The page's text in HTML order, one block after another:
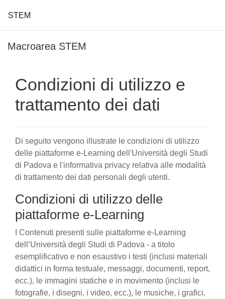
STEM
Macroarea STEM
Condizioni di utilizzo e
trattamento dei dati
Di seguito vengono illustrate le condizioni di utilizzo
delle piattaforme e-Learning dell'Università degli Studi
di Padova e l'informativa privacy relativa alle modalità
di trattamento dei dati personali degli utenti.
Condizioni di utilizzo delle
piattaforme e-Learning
I Contenuti presenti sulle piattaforme e-Learning
dell’Università degli Studi di Padova - a titolo
esemplificativo e non esaustivo i testi (inclusi materiali
didattici in forma testuale, messaggi, documenti, report,
ecc.), le immagini statiche e in movimento (inclusi le
fotografie, i disegni, i video, ecc.), le musiche, i grafici,